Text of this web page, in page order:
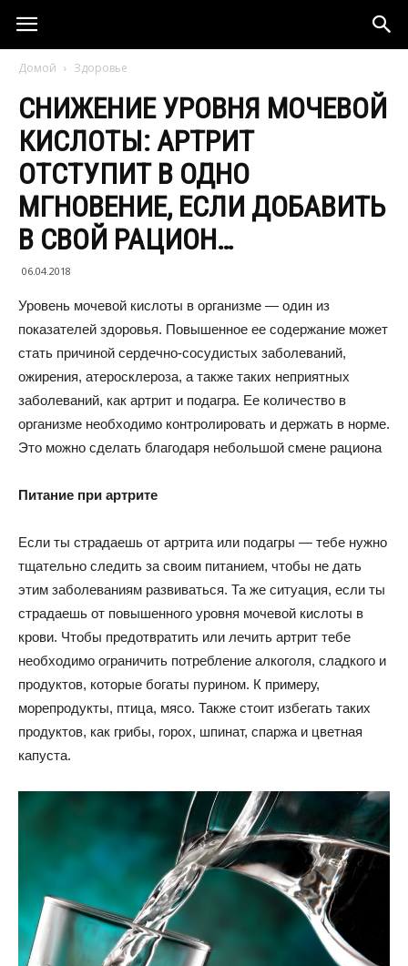
Домой Здоровье
СНИЖЕНИЕ УРОВНЯ МОЧЕВОЙ
КИСЛОТЫ: АРТРИТ
ОТСТУПИТ В ОДНО
МГНОВЕНИЕ, ЕСЛИ ДОБАВИТЬ
В СВОЙ РАЦИОН…
06.04.2018
Уровень мочевой кислоты в организме — один из
показателей здоровья. Повышенное ее содержание может
стать причиной сердечно-сосудистых заболеваний,
ожирения, атеросклероза, а также таких неприятных
заболеваний, как артрит и подагра. Ее количество в
организме необходимо контролировать и держать в норме.
Это можно сделать благодаря небольшой смене рациона
Питание при артрите
Если ты страдаешь от артрита или подагры — тебе нужно
тщательно следить за своим питанием, чтобы не дать
этим заболеваниям развиваться. Та же ситуация, если ты
страдаешь от повышенного уровня мочевой кислоты в
крови. Чтобы предотвратить или лечить артрит тебе
необходимо ограничить потребление алкоголя, сладкого и
продуктов, которые богаты пурином. К примеру,
морепродукты, птица, мясо. Также стоит избегать таких
продуктов, как грибы, горох, шпинат, спаржа и цветная
капуста.